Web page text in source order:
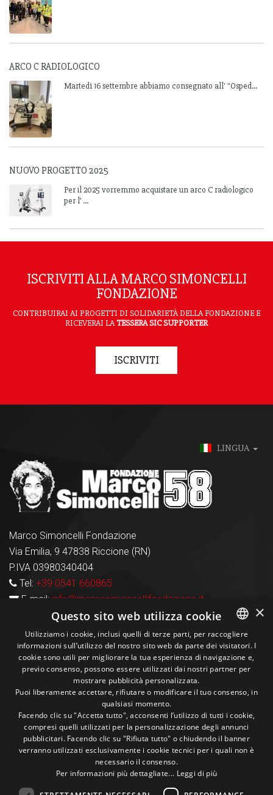
ARCO C RADIOLOGICO
Martedì 16 settembre abbiamo consegnato all' "Osped...
NUOVO PROGETTO 2025
Per il 2025 vorremmo acquistare un arco C radiologico
per l’ ...
ISCRIVITI ALLA MARCO SIMONCELLI
FONDAZIONE
CONTRIBUIRAI AI PROGETTI DI SOLIDARIETÀ DELLA FONDAZIONE E
RICEVERAI LATESSERA SIC SUPPORTER
ISCRIVITI
LINGUA
Marco Simoncelli Fondazione
Via Emilia, 9 47838 Riccione (RN)
P.IVA 03980340404
Tel: +39 0541 660865
E-mail: info@marcosimoncellifondazione.it
Carte Accettate
Seguici sui social
1M
Followers
13k
Followers
10+
Followers
300+
Followers
ITALIAN
ENGLISH
×
Questo sito web utilizza cookie
Utilizziamo i cookie, inclusi quelli di terze parti, per raccogliere
informazioni sull’utilizzo del nostro sito web da parte dei visitatori. I
cookie sono utili per migliorare la tua esperienza di navigazione e,
previo consenso, possono essere utilizzati dai nostri partner per
mostrare pubblicità personalizzata.
Puoi liberamente accettare, rifiutare o modificare il tuo consenso, in
qualsiasi momento.
Facendo clic su "Accetta tutto", acconsenti l’utilizzo di tutti i cookie,
compresi quelli utilizzati per la personalizzazione degli annunci
pubblicitari. Facendo clic su "Rifiuta tutto" o chiudendo il banner
verranno utilizzati esclusivamente i cookie tecnici per i quali non è
necessario il consenso.
Per informazioni più dettagliate... Leggi di più